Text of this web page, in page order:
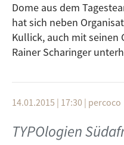
Dome aus dem
hat sich neben
Kullick, auch mit seinen
Rainer Scharinger
14.01.2015 | 17:30 | percoco
TYPOlogien